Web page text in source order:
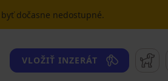
dočasne nedostupné.
VLOŽIŤ INZERÁT